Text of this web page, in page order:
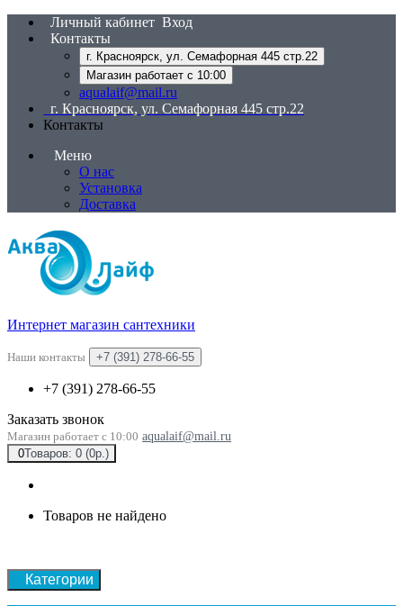
Личный кабинет Вход
Контакты
г. Красноярск, ул. Семафорная 445 стр.22
Магазин работает с 10:00
aqualaif@mail.ru
г. Красноярск, ул. Семафорная 445 стр.22
Контакты
Меню
О нас
Установка
Доставка
Интернет магазин сантехники
Наши контакты +7 (391) 278-66-55
+7 (391) 278-66-55
Заказать звонок
Магазин работает с 10:00 aqualaif@mail.ru
0Товаров: 0 (0р.)
Товаров не найдено
Категории